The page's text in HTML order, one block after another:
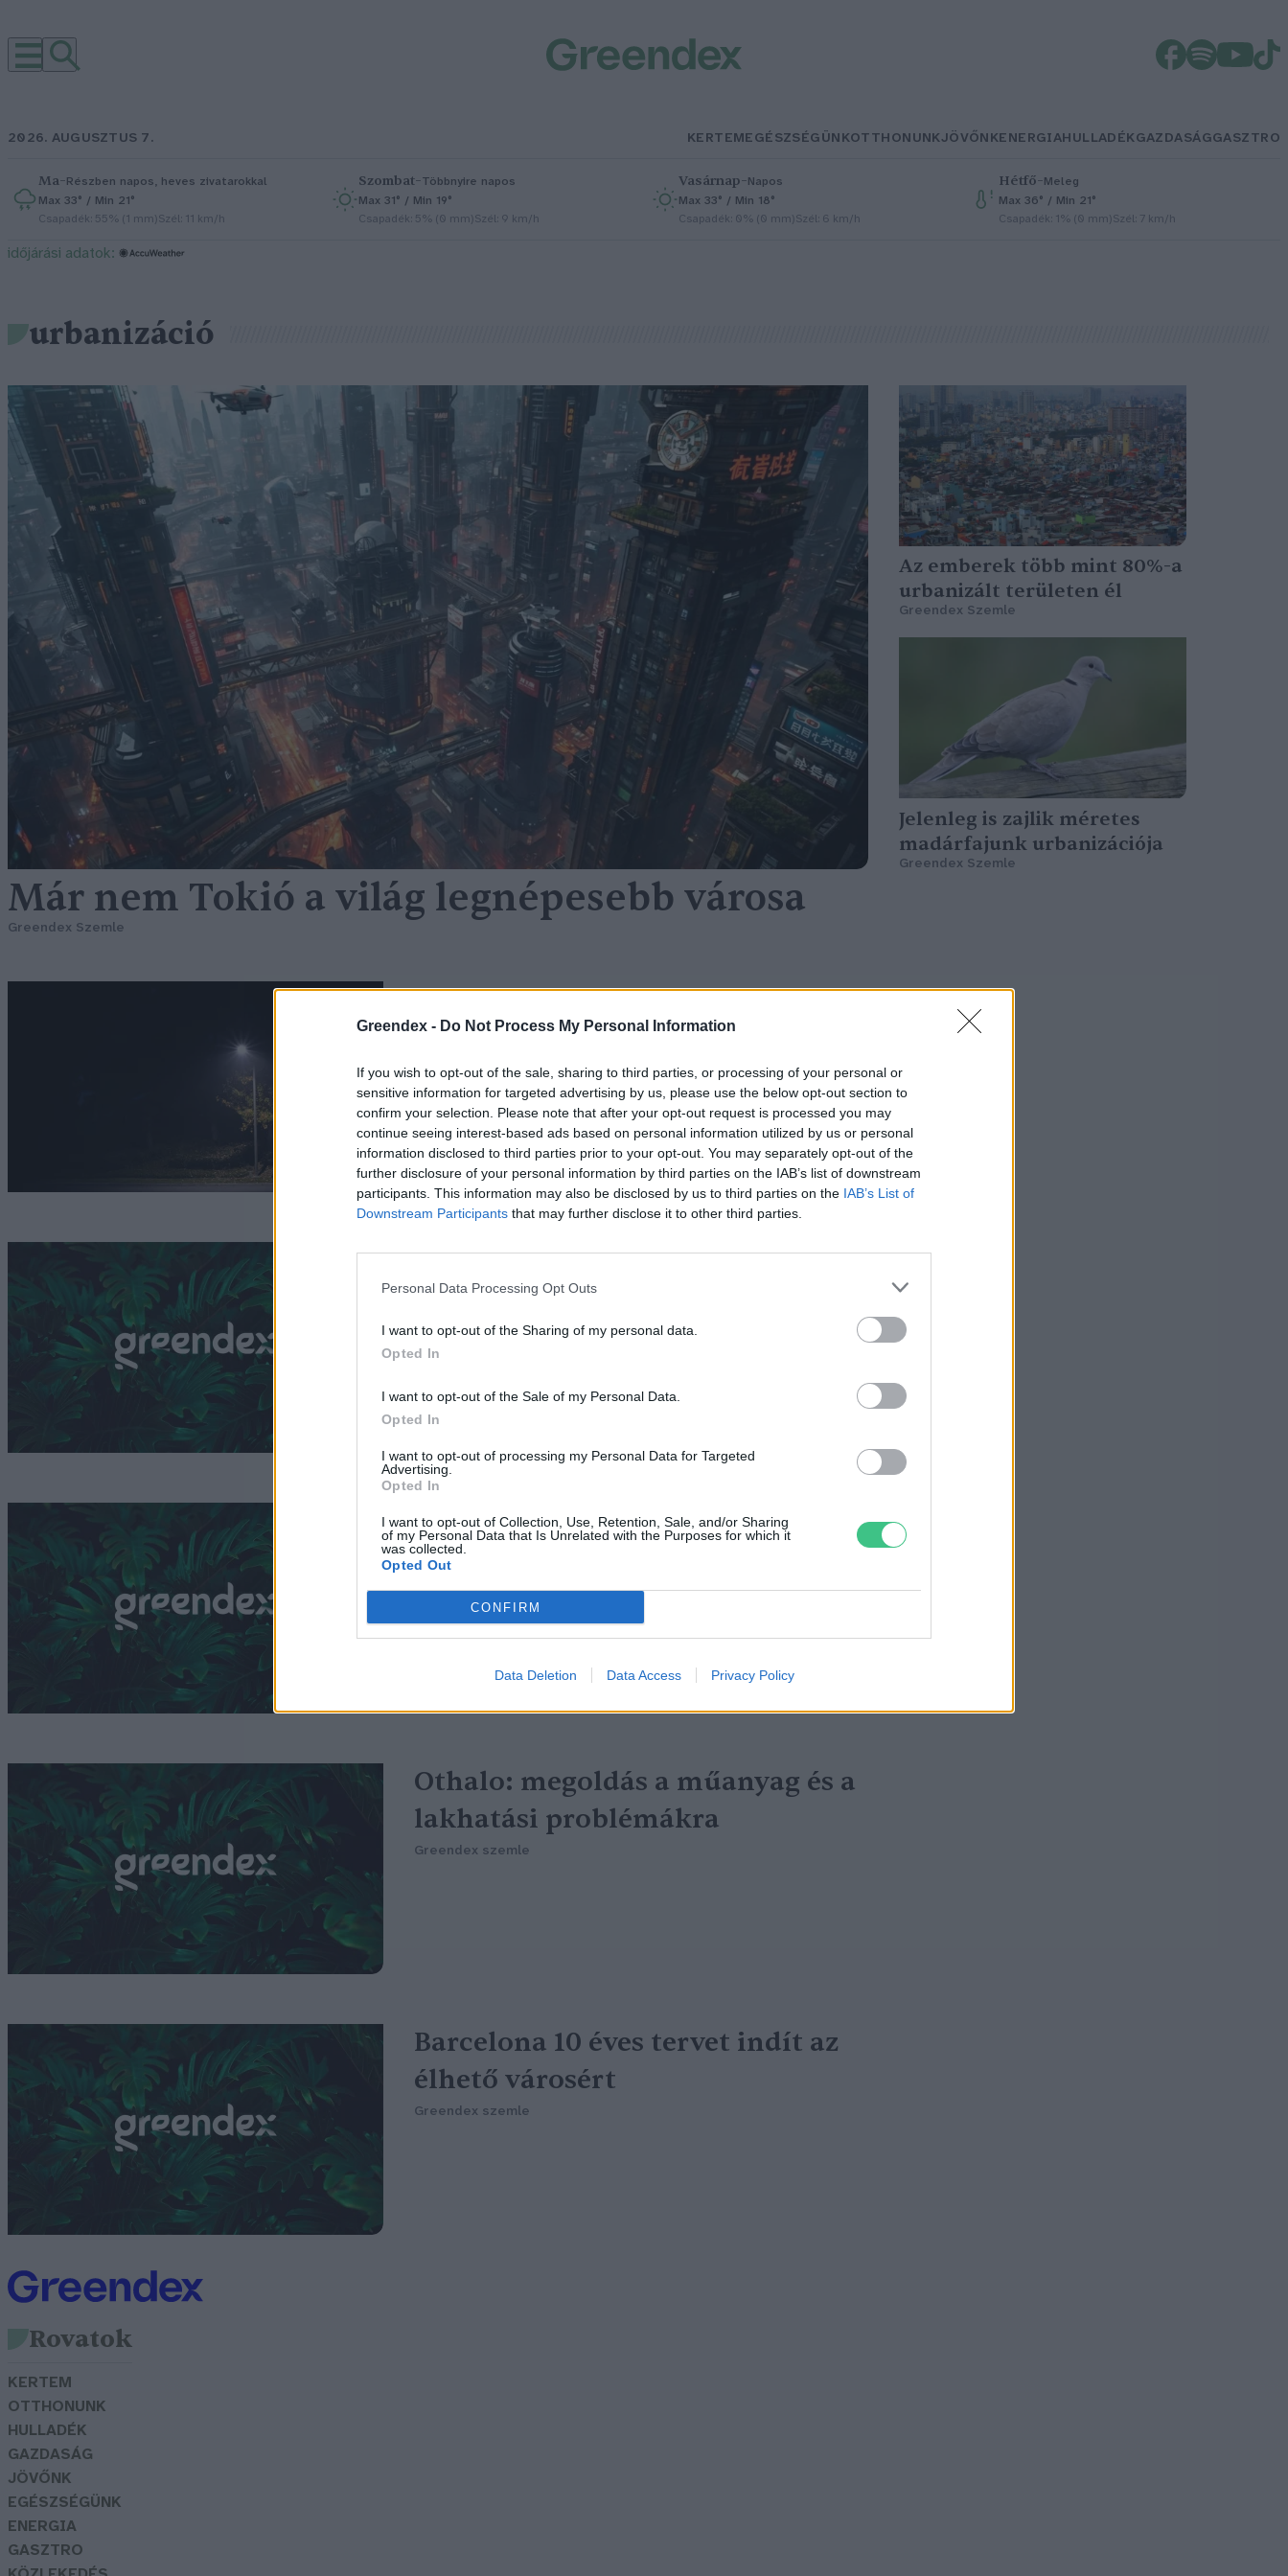
Greendex - Do Not Process My Personal Information
If you wish to opt-out of the sale, sharing to third parties, or processing of your personal or
sensitive information for targeted advertising by us, please use the below opt-out section to
confirm your selection. Please note that after your opt-out request is processed you may
continue seeing interest-based ads based on personal information utilized by us or personal
information disclosed to third parties prior to your opt-out. You may separately opt-out of the
further disclosure of your personal information by third parties on the IAB’s list of downstream
participants. This information may also be disclosed by us to third parties on the IAB’s List of
Downstream Participants that may further disclose it to other third parties.
Personal Data Processing Opt Outs
I want to opt-out of the Sharing of my personal data.
Opted In
I want to opt-out of the Sale of my Personal Data.
Opted In
I want to opt-out of processing my Personal Data for Targeted
Advertising.
Opted In
I want to opt-out of Collection, Use, Retention, Sale, and/or Sharing
of my Personal Data that Is Unrelated with the Purposes for which it
was collected.
Opted Out
CONFIRM
Data Deletion Data Access Privacy Policy
2026. AUGUSZTUS 7. KERTEMEGÉSZSÉGÜNKOTTHONUNKJÖVŐNKENERGIAHULLADÉKGAZDASÁGGASZTRO
Ma–Részben napos, heves zivatarokkal
Max 33° / Min 21°
Csapadék: 55% (1 mm)Szél: 11 km/h
Szombat–Többnyire napos
Max 31° / Min 19°
Csapadék: 5% (0 mm)Szél: 9 km/h
Vasárnap–Napos
Max 33° / Min 18°
Csapadék: 0% (0 mm)Szél: 6 km/h
Hétfő–Meleg
Max 36° / Min 21°
Csapadék: 1% (0 mm)Szél: 7 km/h
időjárási adatok:
urbanizáció
Már nem Tokió a világ legnépesebb városa
Greendex Szemle
Az emberek több mint 80%-a
urbanizált területen él
Greendex Szemle
Jelenleg is zajlik méretes
madárfajunk urbanizációja
Greendex Szemle
A közvilágítás is felelőssé tehető a
biodiverzitás visszaszorulásáért
Greendex Szemle
A lepkék védelme is fontos
Greendex szemle
A város, ahonnan teljesen
kitiltják az autókat
Greendex szemle
Othalo: megoldás a műanyag és a
lakhatási problémákra
Greendex szemle
Barcelona 10 éves tervet indít az
élhető városért
Greendex szemle
Rovatok
KERTEM
OTTHONUNK
HULLADÉK
GAZDASÁG
JÖVŐNK
EGÉSZSÉGÜNK
ENERGIA
GASZTRO